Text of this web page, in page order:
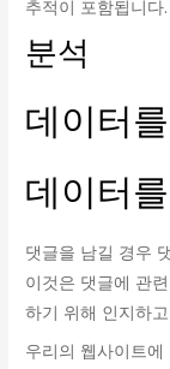
추적이 포함됩니다.
분석
데이터
데이터
댓글을 남길 경우
이것은 댓글에 관
하기 위해 인지하
우리의 웹사이트